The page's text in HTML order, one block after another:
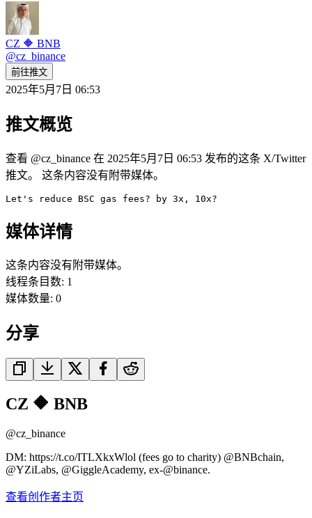
CZ 🔶 BNB
@cz_binance
前往推文
2025年5月7日 06:53
推文概览
查看 @cz_binance 在 2025年5月7日 06:53 发布的这条 X/Twitter
推文。 这条内容没有附带媒体。
Let's reduce BSC gas fees? by 3x, 10x?
媒体详情
这条内容没有附带媒体。
线程条目数: 1
媒体数量: 0
分享
CZ 🔶 BNB
@cz_binance
DM: https://t.co/ITLXkxWlol (fees go to charity) @BNBchain,
@YZiLabs, @GiggleAcademy, ex-@binance.
查看创作者主页